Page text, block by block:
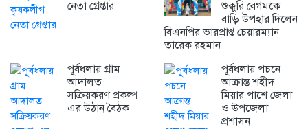
নেতা গ্রেপ্তার
শুক্কুরি বেগমকে
বাড়ি উপহার দিলেন
বিএনপির ভারপ্রাপ্ত চেয়ারম্যান
তারেক রহমান
পূর্বধলায় গ্রাম
আদালত
সক্রিয়করণ প্রকল্প
এর উঠান বৈঠক
পূর্বধলায় পচনে
আক্রান্ত শহীদ
মিয়ার পাশে জেলা
ও উপজেলা
প্রশাসন